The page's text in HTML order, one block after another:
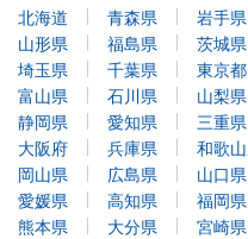
北海道
青森県 岩手県
山形県
福島県 茨城県
埼玉県
千葉県 東京都
富山県
石川県 山梨県
静岡県
愛知県 三重県
大阪府
兵庫県 和歌
岡山県
広島県 山口県
愛媛県
高知県 福岡県
熊本県
大分県 宮崎県